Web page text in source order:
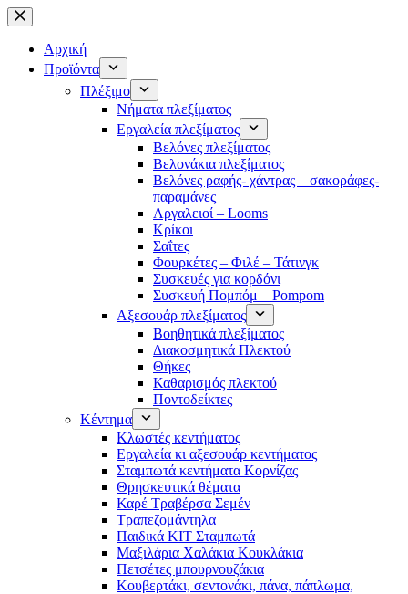
Μετάβαση
στο
περιεχόμενο
Αρχική
Προϊόντα
Πλέξιμο
Νήματα πλεξίματος
Εργαλεία πλεξίματος
Βελόνες πλεξίματος
Βελονάκια πλεξίματος
Βελόνες ραφής- χάντρας – σακοράφες-
παραμάνες
Αργαλειοί – Looms
Κρίκοι
Σαΐτες
Φουρκέτες – Φιλέ – Τάτινγκ
Συσκευές για κορδόνι
Συσκευή Πομπόμ – Pompom
Αξεσουάρ πλεξίματος
Βοηθητικά πλεξίματος
Διακοσμητικά Πλεκτού
Θήκες
Καθαρισμός πλεκτού
Ποντοδείκτες
Κέντημα
Κλωστές κεντήματος
Eργαλεία κι αξεσουάρ κεντήματος
Σταμπωτά κεντήματα Κορνίζας
Θρησκευτικά θέματα
Καρέ Τραβέρσα Σεμέν
Τραπεζομάντηλα
Παιδικά KIT Σταμπωτά
Μαξιλάρια Χαλάκια Κουκλάκια
Πετσέτες μπουρνουζάκια
Κουβερτάκι, σεντονάκι, πάνα, πάπλωμα,